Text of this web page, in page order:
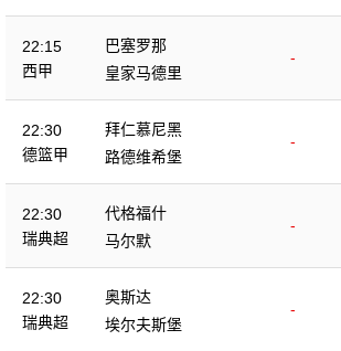
22:15
西甲
巴塞罗那
-
皇家马德里
22:30
德篮甲
拜仁慕尼黑
-
路德维希堡
22:30
瑞典超
代格福什
-
马尔默
22:30
瑞典超
奥斯达
-
埃尔夫斯堡